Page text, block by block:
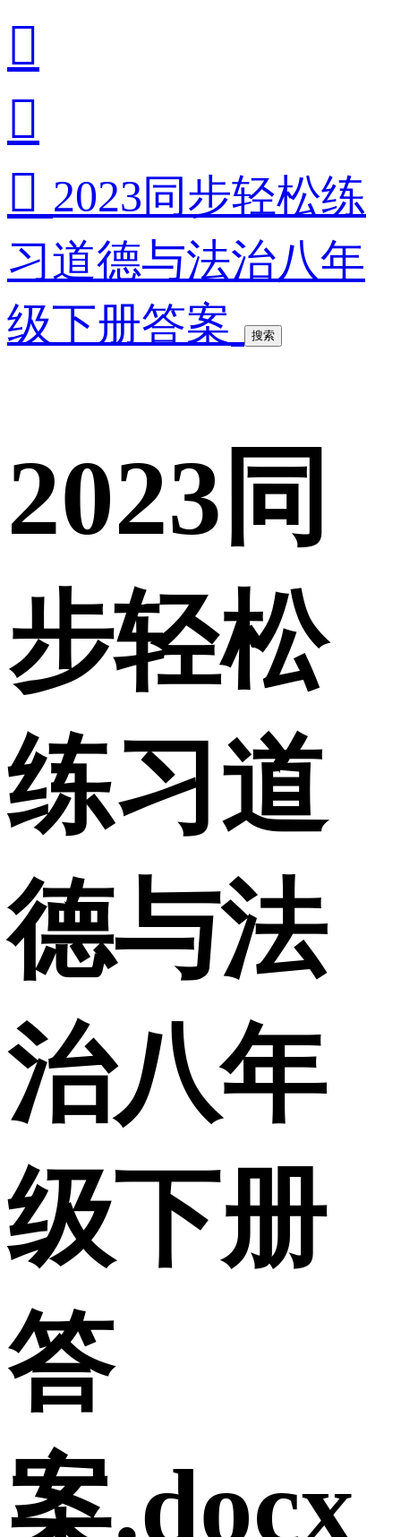


 2023同步轻松练
习道德与法治八年
级下册答案
搜索
2023同
步轻松
练习道
德与法
治八年
级下册
答
案.docx